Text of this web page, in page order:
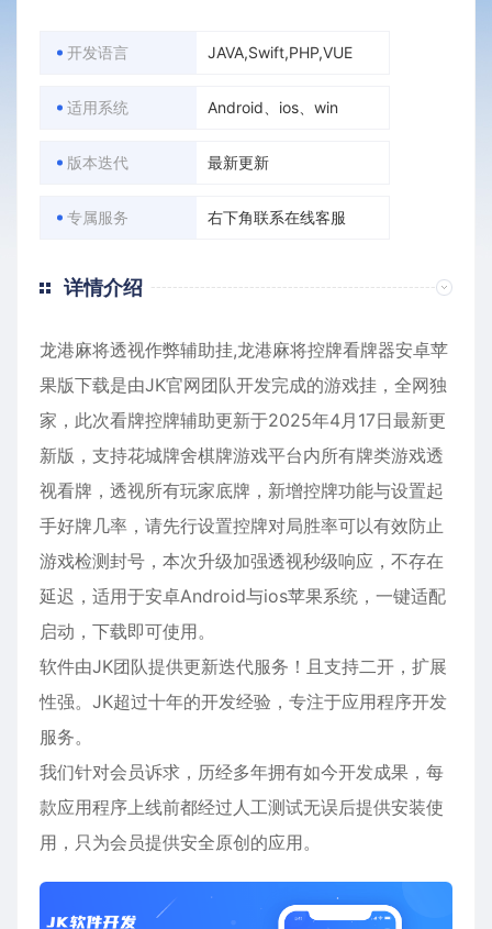
开发语言 JAVA,Swift,PHP,VUE
适用系统 Android、ios、win
版本迭代 最新更新
专属服务 右下角联系在线客服
详情介绍
龙港麻将透视作弊辅助挂,龙港麻将控牌看牌器安卓苹
果版下载是由JK官网团队开发完成的游戏挂，全网独
家，此次看牌控牌辅助更新于2025年4月17日最新更
新版，支持花城牌舍棋牌游戏平台内所有牌类游戏透
视看牌，透视所有玩家底牌，新增控牌功能与设置起
手好牌几率，请先行设置控牌对局胜率可以有效防止
游戏检测封号，本次升级加强透视秒级响应，不存在
延迟，适用于安卓Android与ios苹果系统，一键适配
启动，下载即可使用。
软件由JK团队提供更新迭代服务！且支持二开，扩展
性强。JK超过十年的开发经验，专注于应用程序开发
服务。
我们针对会员诉求，历经多年拥有如今开发成果，每
款应用程序上线前都经过人工测试无误后提供安装使
用，只为会员提供安全原创的应用。